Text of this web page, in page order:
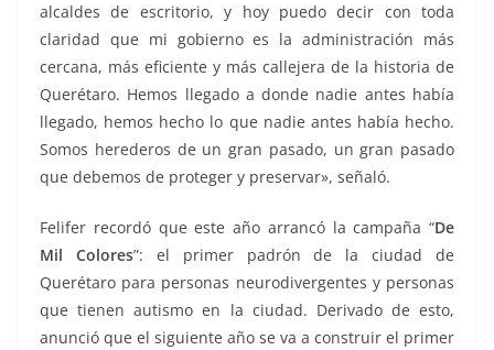
alcaldes de escritorio, y hoy puedo decir con toda
claridad que mi gobierno es la administración más
cercana, más eficiente y más callejera de la historia de
Querétaro. Hemos llegado a donde nadie antes había
llegado, hemos hecho lo que nadie antes había hecho.
Somos herederos de un gran pasado, un gran pasado
que debemos de proteger y preservar», señaló.
Felifer recordó que este año arrancó la campaña “De
Mil Colores”: el primer padrón de la ciudad de
Querétaro para personas neurodivergentes y personas
que tienen autismo en la ciudad. Derivado de esto,
anunció que el siguiente año se va a construir el primer